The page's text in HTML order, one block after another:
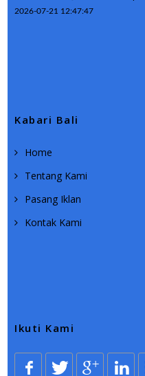
2026-07-21 12:47:47
Kabari Bali
Home
Tentang Kami
Pasang Iklan
Kontak Kami
Ikuti Kami